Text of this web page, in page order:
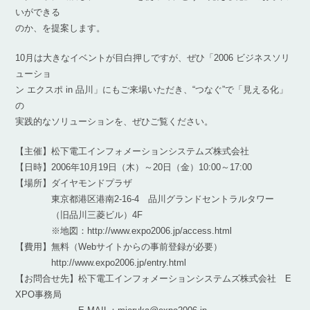
いができる
のか、を提案します。
10月は大きなイベントが目白押しですが、ぜひ「2006 ビジネスソリ
ューショ
ン エクスポ in 品川」にもご来場いただき、“つなぐ”で「見える化」
の
実践的なソリューションを、ぜひご覧ください。
【主催】松下電工インフォメーションシステムズ株式会社
【日時】2006年10月19日（木）～20日（金）10:00～17:00
【場所】ダイヤモンドプラザ
東京都港区港南2-16-4 品川グランドセントラルタワー
（旧品川三菱ビル）4F
※地図：http://www.expo2006.jp/access.html
【費用】無料（Webサイトからの事前登録が必要）
http://www.expo2006.jp/entry.html
【お問合せ先】松下電工インフォメーションシステムズ株式会社 E
XPO事務局